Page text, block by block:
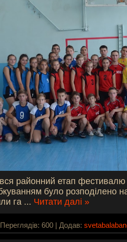
районний етап фестивалю
було розподілено
га ... Читати далі »
Переглядів: 600 | Додав: